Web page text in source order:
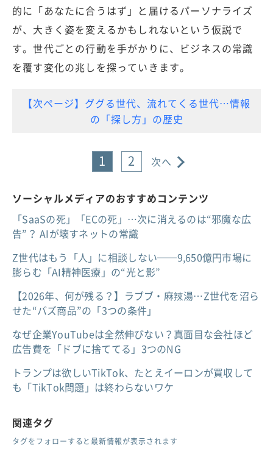
的に「あなたに合うはず」と届けるパーソナライズ
が、大きく姿を変えるかもしれないという仮説で
す。世代ごとの行動を手がかりに、ビジネスの常識
を覆す変化の兆しを探っていきます。
【次ページ】ググる世代、流れてくる世代…情報
の「探し方」の歴史
1 2 次へ
ソーシャルメディアのおすすめコンテンツ
「SaaSの死」「ECの死」…次に消えるのは“邪魔な広
告”？ AIが壊すネットの常識
Z世代はもう「人」に相談しない──9,650億円市場に
膨らむ「AI精神医療」の“光と影”
【2026年、何が残る？】ラブブ・麻辣湯…Z世代を沼ら
せた“バズ商品”の「3つの条件」
なぜ企業YouTubeは全然伸びない？真面目な会社ほど
広告費を「ドブに捨ててる」3つのNG
トランプは欲しいTikTok、たとえイーロンが買収して
も「TikTok問題」は終わらないワケ
関連タグ
タグをフォローすると最新情報が表示されます